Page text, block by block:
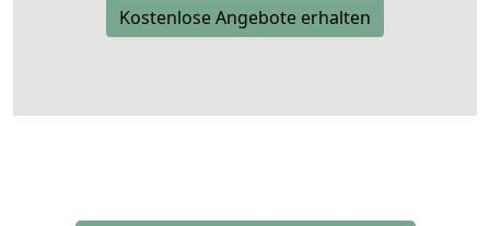
Kostenlose Angebote erhalten